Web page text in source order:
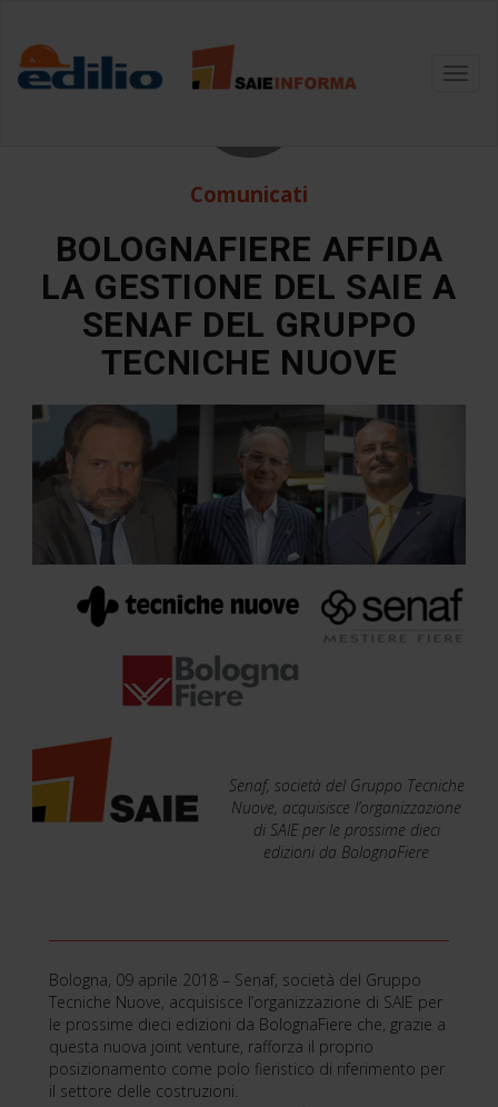
6
Comunicati
BOLOGNAFIERE AFFIDA
LA GESTIONE DEL SAIE A
SENAF DEL GRUPPO
TECNICHE NUOVE
Senaf, società del Gruppo Tecniche
Nuove, acquisisce l’organizzazione
di SAIE per le prossime dieci
edizioni da BolognaFiere
Bologna, 09 aprile 2018 – Senaf, società del Gruppo
Tecniche Nuove, acquisisce l’organizzazione di SAIE per
le prossime dieci edizioni da BolognaFiere che, grazie a
questa nuova joint venture, rafforza il proprio
posizionamento come polo fieristico di riferimento per
il settore delle costruzioni.